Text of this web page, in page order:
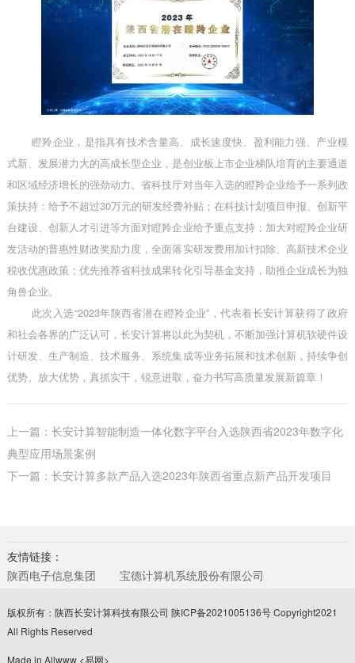
瞪羚企业，是指具有技术含量高、成长速度快、盈利能力强、产业模
式新、发展潜力大的高成长型企业，是创业板上市企业梯队培育的主要通道
和区域经济增长的强劲动力。省科技厅对当年入选的瞪羚企业给予一系列政
策扶持：给予不超过30万元的研发经费补贴；在科技计划项目申报、创新平
台建设、创新人才引进等方面对瞪羚企业给予重点支持；加大对瞪羚企业研
发活动的普惠性财政奖励力度，全面落实研发费用加计扣除、高新技术企业
税收优惠政策；优先推荐省科技成果转化引导基金支持，助推企业成长为独
角兽企业。
此次入选“2023年陕西省潜在瞪羚企业”，代表着长安计算获得了政府
和社会各界的广泛认可，长安计算将以此为契机，不断加强计算机软硬件设
计研发、生产制造、技术服务、系统集成等业务拓展和技术创新，持续争创
优势、放大优势，真抓实干，锐意进取，奋力书写高质量发展新篇章！
上一篇：长安计算智能制造一体化数字平台入选陕西省2023年数字化
典型应用场景案例
下一篇：长安计算多款产品入选2023年陕西省重点新产品开发项目
友情链接：
陕西电子信息集团
宝德计算机系统股份有限公司
版权所有：陕西长安计算科技有限公司 陕ICP备2021005136号Copyright2021
All Rights Reserved
Made in Allwww <易网>